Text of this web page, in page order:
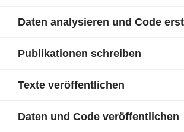
Daten analysieren und Code
Publikationen schreiben
Texte veröffentlichen
Daten und Code veröffentlichen